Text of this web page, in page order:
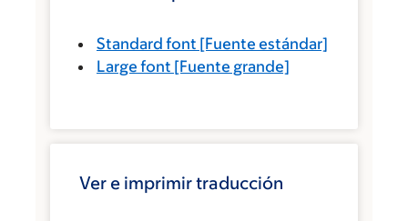
Standard font [Fuente estándar]
Large font [Fuente grande]
Ver e imprimir traducción